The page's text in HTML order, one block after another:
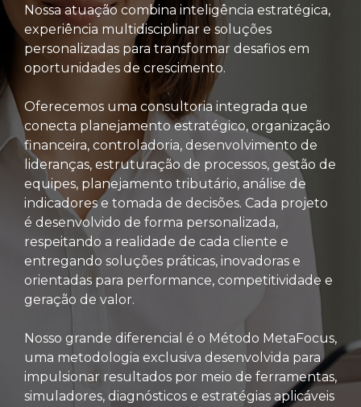
Nossa atuação combina inteligência estratégica,
experiência multidisciplinar e soluções
personalizadas para transformar desafios em
oportunidades de crescimento.
Oferecemos uma consultoria integrada que
conecta planejamento estratégico, organização
financeira, controladoria, desenvolvimento de
lideranças, estruturação de processos, gestão de
equipes, planejamento tributário, análise de
indicadores e tomada de decisões. Cada projeto
é desenvolvido de forma personalizada,
respeitando a realidade de cada cliente e
entregando soluções práticas, inovadoras e
orientadas para performance, competitividade e
geração de valor.
Nosso grande diferencial é o Método MetaFocus,
uma metodologia exclusiva desenvolvida para
impulsionar resultados por meio de ferramentas,
simuladores, diagnósticos e estratégias aplicáveis